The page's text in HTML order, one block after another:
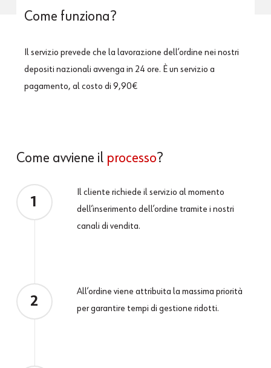
Come funziona?
Il servizio prevede che la lavorazione dell’ordine nei nostri
depositi nazionaliavvenga in 24 ore. È un servizio a
pagamento, al costo di9,90€
Come avviene il processo?
1
Il cliente richiede il servizio al momento
dell’inserimento dell’ordine tramite i nostri
canali di vendita.
2
All’ordine viene attribuita la massima priorità
per garantire tempi di gestione ridotti.